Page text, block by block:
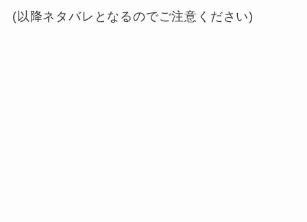
(以降ネタバレとなるのでご注意ください)